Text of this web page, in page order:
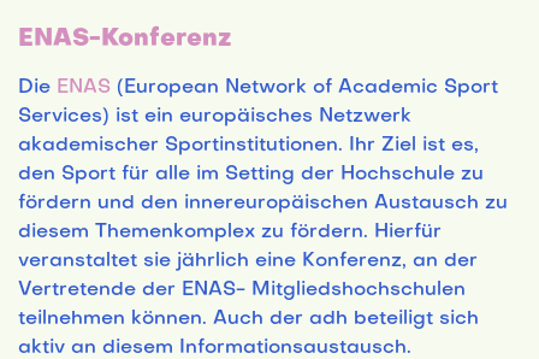
ENAS-Konferenz
Die ENAS (European Network of Academic Sport
Services) ist ein europäisches Netzwerk
akademischer Sportinstitutionen. Ihr Ziel ist es,
den Sport für alle im Setting der Hochschule zu
fördern und den innereuropäischen Austausch zu
diesem Themenkomplex zu fördern. Hierfür
veranstaltet sie jährlich eine Konferenz, an der
Vertretende der ENAS- Mitgliedshochschulen
teilnehmen können. Auch der adh beteiligt sich
aktiv an diesem Informationsaustausch.